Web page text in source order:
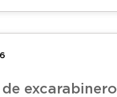
de excarabinero